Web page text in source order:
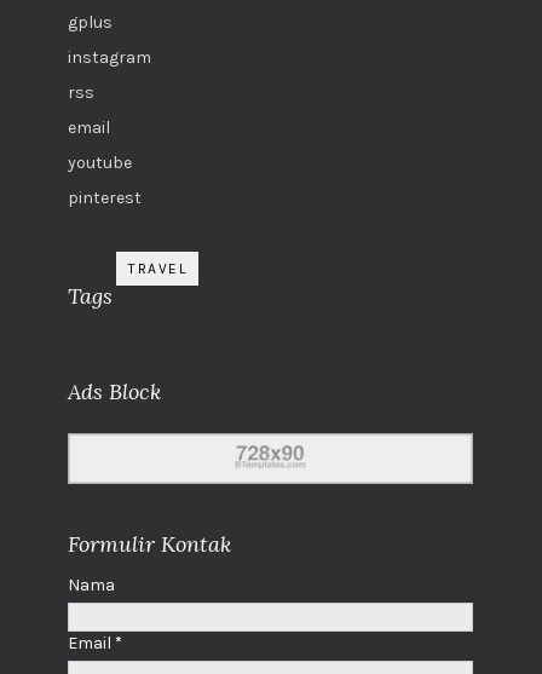
gplus
instagram
rss
email
youtube
pinterest
Tags
TRAVEL
Ads Block
Formulir Kontak
Nama
Email *